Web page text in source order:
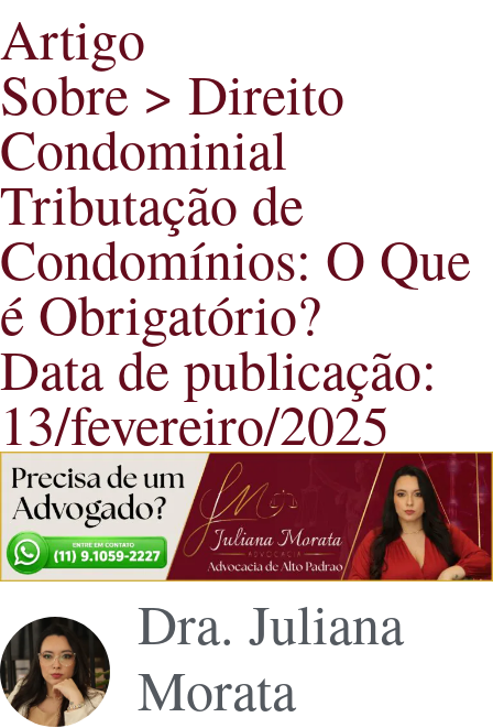
Artigo
Sobre > Direito
Condominial
Tributação de
Condomínios: O Que
é Obrigatório?
Data de publicação:
13/fevereiro/2025
Dra. Juliana
Morata